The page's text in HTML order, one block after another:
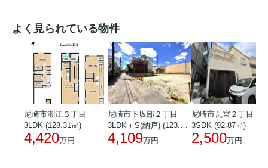
よく見られている物件
尼崎市潮江３丁目
3LDK (128.31㎡)
4,420万円
尼崎市下坂部２丁目
4,109万円
尼崎市瓦宮２丁目
3SDK (92.87㎡)
2,500万円